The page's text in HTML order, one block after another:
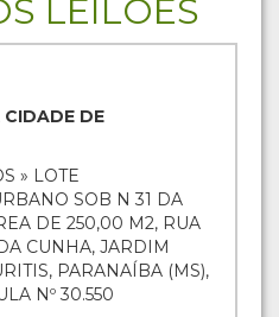
LEILÕES
CIDADE DE
» LOTE
SOB N 31 DA
DE 250,00 M2, RUA
CUNHA, JARDIM
PARANAÍBA (MS),
Nº 30.550